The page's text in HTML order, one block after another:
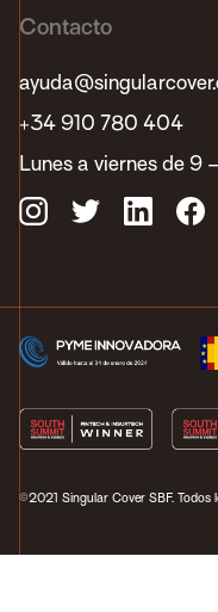
Contacto
+34 910 780 404
Lunes a viernes de 9
©2021 Singular Cover SBF. Todos